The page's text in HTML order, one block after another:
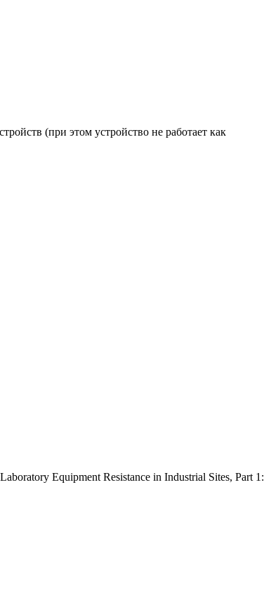
(при этом устройство не работает как
Equipment Resistance in Industrial Sites, Part 1: